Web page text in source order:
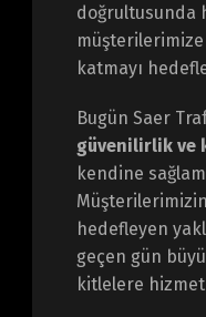
doğrultusunda
katmayı
Bugün Saer
güvenilirlik ve
kendine
hedefleyen
geçen gün
kitlelere